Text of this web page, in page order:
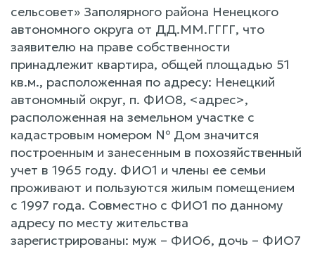
сельсовет» Заполярного района Ненецкого
автономного округа от ДД.ММ.ГГГГ, что
заявителю на праве собственности
принадлежит квартира, общей площадью 51
кв.м., расположенная по адресу: Ненецкий
автономный округ, п. ФИО8, <адрес>,
расположенная на земельном участке с
кадастровым номером № Дом значится
построенным и занесенным в похозяйственный
учет в 1965 году. ФИО1 и члены ее семьи
проживают и пользуются жилым помещением
с 1997 года. Совместно с ФИО1 по данному
адресу по месту жительства
зарегистрированы: муж – ФИО6, дочь – ФИО7